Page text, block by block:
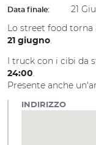
Data finale:
21
Lo street food torna
21 giugno.
I truck con i cibi da
24:00.
Presente anche
INDIRIZZO